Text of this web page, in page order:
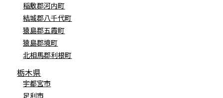
稲敷郡河内町
結城郡八千代町
猿島郡五霞町
猿島郡境町
北相馬郡利根町
栃木県
宇都宮市
足利市